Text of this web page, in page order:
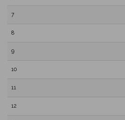
7
8
9
10
11
12